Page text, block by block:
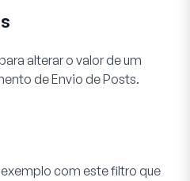
alterar o valor de um
de Envio de Posts.
com este filtro que